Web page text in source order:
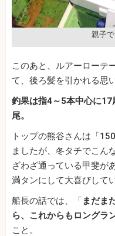
親子
このあと、ルアーローテ
て、後ろ髪を引かれる思
釣果は指4～5本中心に
尾。
トップの熊谷さんは「
ましたが、冬タチでこん
ざわざ通っている甲斐が
満タンにして大喜びしてい
船長の話では、「 まだま
ら、これからもロングラ
こと。